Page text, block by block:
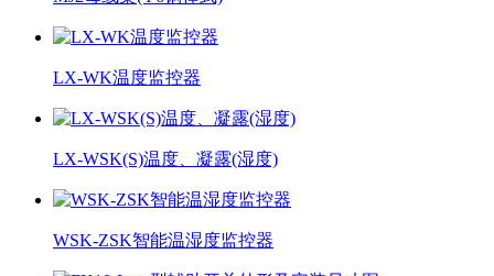
LX-WK温度监控器
LX-WSK(S)温度、凝露(湿度)
WSK-ZSK智能温湿度监控器